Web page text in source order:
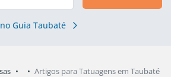
Guia Taubaté
Artigos para Tatuagens em Taubaté